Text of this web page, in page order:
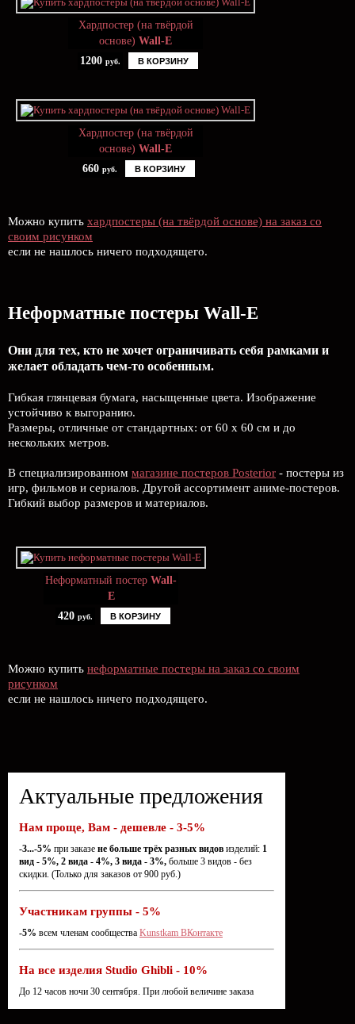
Хардпостер (на твёрдой
основе) Wall-E
1200 руб. В КОРЗИНУ
Хардпостер (на твёрдой
основе) Wall-E
660 руб. В КОРЗИНУ
Можно купить хардпостеры (на твёрдой основе) на заказ со
своим рисунком
если не нашлось ничего подходящего.
Неформатные постеры Wall-E
Они для тех, кто не хочет ограничивать себя рамками и
желает обладать чем-то особенным.
Гибкая глянцевая бумага, насыщенные цвета. Изображение
устойчиво к выгоранию.
Размеры, отличные от стандартных: от 60 х 60 см и до
нескольких метров.
В специализированном магазине постеров Posterior - постеры из
игр, фильмов и сериалов. Другой ассортимент аниме-постеров.
Гибкий выбор размеров и материалов.
Неформатный постер Wall-
E
420 руб. В КОРЗИНУ
Можно купить неформатные постеры на заказ со своим
рисунком
если не нашлось ничего подходящего.
Актуальные предложения
Нам проще, Вам - дешевле - 3-5%
-3...-5% при заказе не больше трёх разных видов изделий: 1
вид - 5%, 2 вида - 4%, 3 вида - 3%, больше 3 видов - без
скидки. (Только для заказов от 900 руб.)
Участникам группы - 5%
-5% всем членам сообщества Kunstkam ВКонтакте
На все изделия Studio Ghibli - 10%
До 12 часов ночи 30 сентября. При любой величине заказа